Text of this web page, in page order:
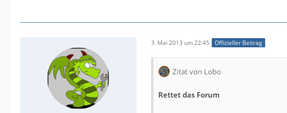
3. Mai 2013 um 22:45 Offizieller Beitrag
Zitat von Lobo
Rettet das Forum